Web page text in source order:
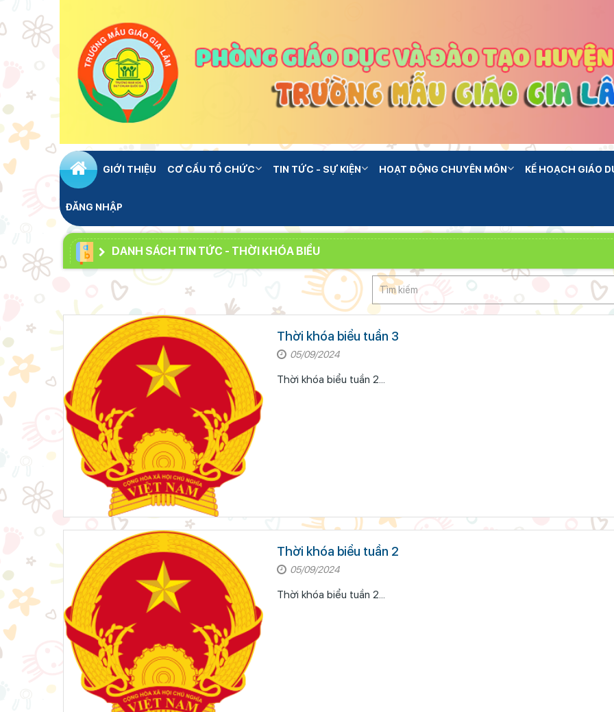
GIỚI THIỆU CƠ CẤU TỔ CHỨC TIN TỨC - SỰ KIỆN HOẠT ĐỘNG CHUYÊN MÔN KẾ HOẠCH GIÁO
ĐĂNG NHẬP
DANH SÁCH TIN TỨC - THỜI KHÓA BIỂU
Thời khóa biểu tuần 3
05/09/2024
Thời khóa biểu tuần 2...
Thời khóa biểu tuần 2
05/09/2024
Thời khóa biểu tuần 2...